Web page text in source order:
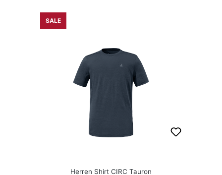
SALE
Herren Shirt CIRC Tauron